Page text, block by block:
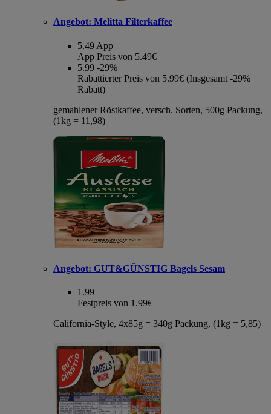
Angebot: Melitta Filterkaffee
5.49 App
App Preis von 5.49€
5.99 -29%
Rabattierter Preis von 5.99€ (Insgesamt -29%
Rabatt)
gemahlener Röstkaffee, versch. Sorten, 500g Packung,
(1kg = 11,98)
Angebot: GUT&GÜNSTIG Bagels Sesam
1.99
Festpreis von 1.99€
California-Style, 4x85g = 340g Packung, (1kg = 5,85)